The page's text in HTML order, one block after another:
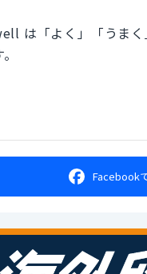
は「よく」「うまく
Facebook